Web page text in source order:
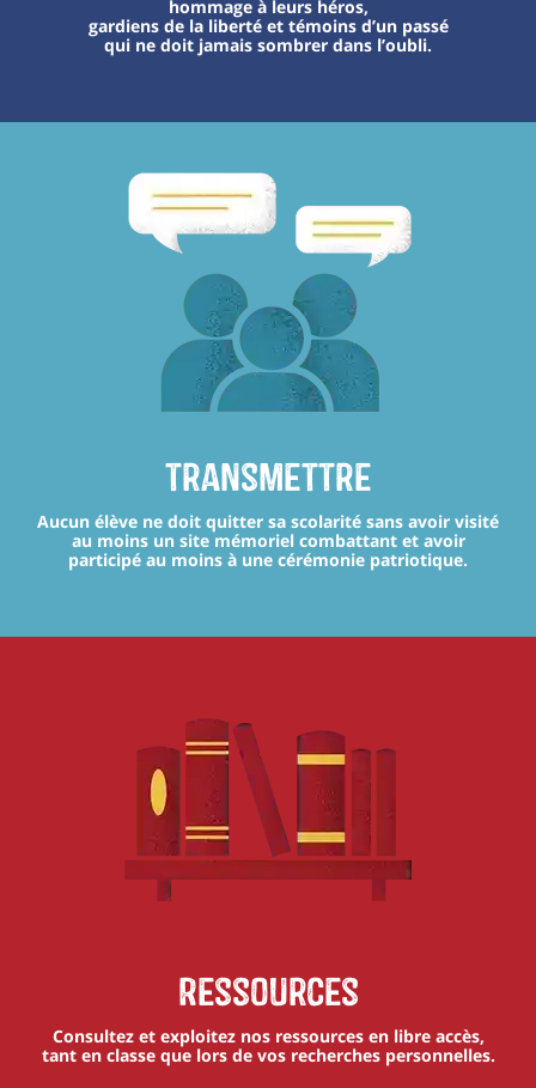
hommage à leurs héros,
gardiens de la liberté et témoins d’un passé
qui ne doit jamais sombrer dans l’oubli.
transmettre
Aucun élève ne doit quitter sa scolarité sans avoir visité
au moins un site mémoriel combattant et avoir
participé au moins à une cérémonie patriotique.
Ressources
Consultez et exploitez nos ressources en libre accès,
tant en classe que lors de vos recherches personnelles.